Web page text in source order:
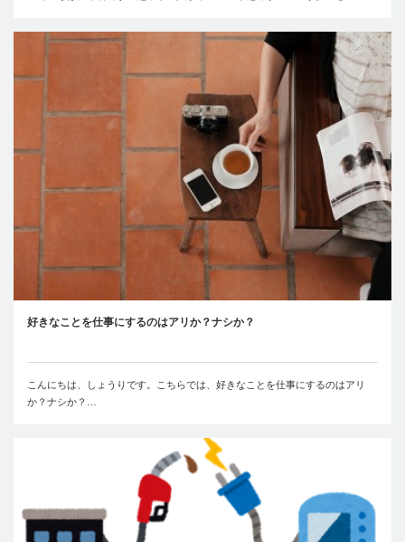
好きなことを仕事にするのはアリか？ナシか？
こんにちは、しょうりです。こちらでは、好きなことを仕事にするのはアリ
か？ナシか？…